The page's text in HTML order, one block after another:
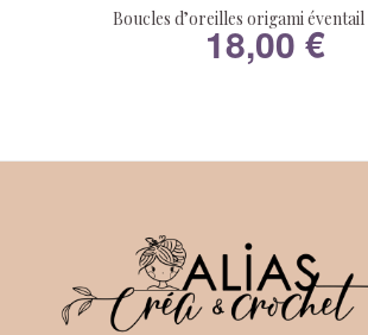
Boucles d’oreilles origami éventail
18,00€